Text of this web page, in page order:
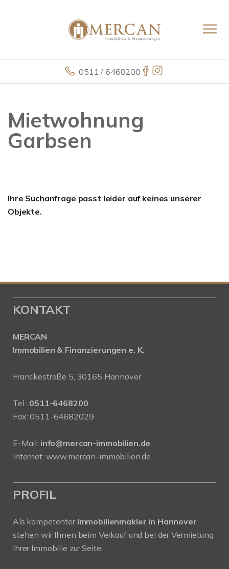
0511 / 6468200
Mietwohnung
Garbsen
Ihre Suchanfrage passt leider auf keines unserer
Objekte.
KONTAKT
MERCAN
Immobilien & Finanzierungen e. K.
Franckestraße 5, 30165 Hannover
Tel.: 0511-6468200
Fax: 0511-64682029
E-Mail: info@mercan-immobilien.de
Internet: www.mercan-immobilien.de
PROFIL
Als kompetenter Immobilienmakler in Hannover
stehen wir Ihnen beim Verkauf und bei der Vermietung
Ihrer Immobilie zur Seite.